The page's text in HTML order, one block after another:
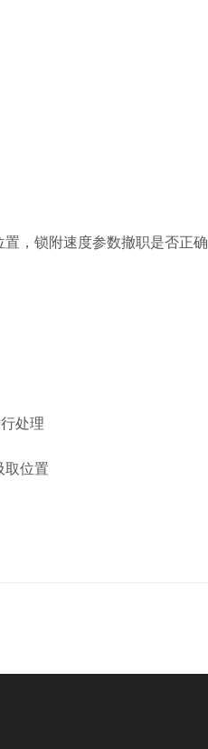
，锁附速度参数撤职是否正确
处理
取位置